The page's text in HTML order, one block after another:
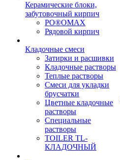
Керамические блоки,
забутовочный кирпич
PO®OMAX
Рядовой кирпич
Кладочные смеси
Затирки и расшивки
Кладочные растворы
Теплые растворы
Смеси для укладки
брусчатки
Цветные кладочные
растворы
Специальные
растворы
TOILER TL-
КЛАДОЧНЫЙ